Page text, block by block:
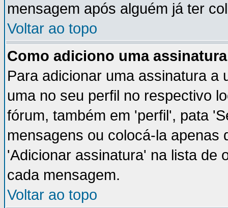
mensagem após alguém já ter
Voltar ao topo
Como adiciono uma
Para adicionar uma assinatura a
uma no seu perfil no respectivo
fórum, também em 'perfil', pata
mensagens ou colocá-la apenas
'Adicionar assinatura' na lista de
cada mensagem.
Voltar ao topo